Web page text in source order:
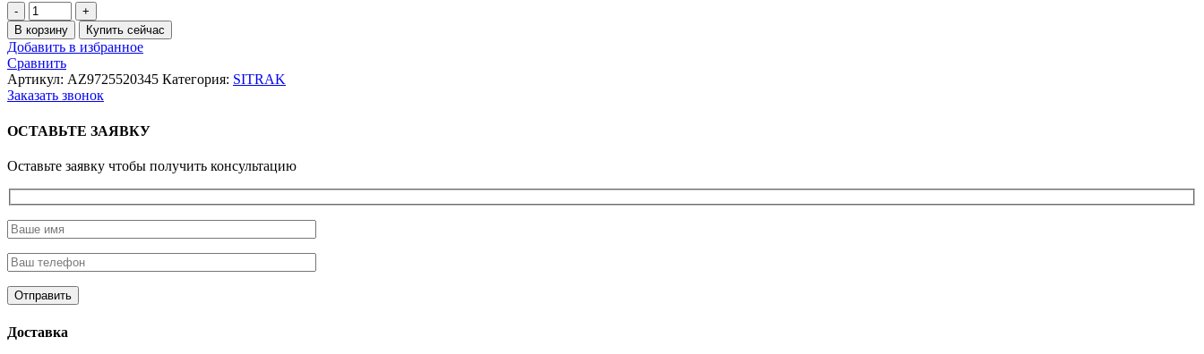
Количество
товара
Стремянка
задней
рессоры
М27
L=540
В корзину Купить сейчас
Добавить в избранное
Сравнить
Артикул: AZ9725520345 Категория: SITRAK
Заказать звонок
ОСТАВЬТЕ ЗАЯВКУ
Оставьте заявку чтобы получить консультацию
Доставка